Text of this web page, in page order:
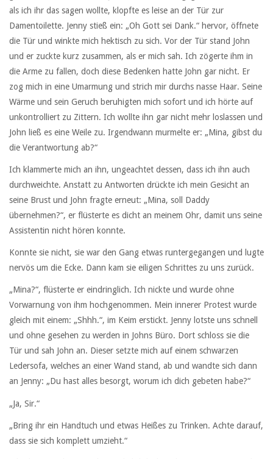
als ich ihr das sagen wollte, klopfte es leise an der Tür zur
Damentoilette. Jenny stieß ein: „Oh Gott sei Dank.“ hervor, öffnete
die Tür und winkte mich hektisch zu sich. Vor der Tür stand John
und er zuckte kurz zusammen, als er mich sah. Ich zögerte ihm in
die Arme zu fallen, doch diese Bedenken hatte John gar nicht. Er
zog mich in eine Umarmung und strich mir durchs nasse Haar. Seine
Wärme und sein Geruch beruhigten mich sofort und ich hörte auf
unkontrolliert zu Zittern. Ich wollte ihn gar nicht mehr loslassen und
John ließ es eine Weile zu. Irgendwann murmelte er: „Mina, gibst du
die Verantwortung ab?“
Ich klammerte mich an ihn, ungeachtet dessen, dass ich ihn auch
durchweichte. Anstatt zu Antworten drückte ich mein Gesicht an
seine Brust und John fragte erneut: „Mina, soll Daddy
übernehmen?“, er flüsterte es dicht an meinem Ohr, damit uns seine
Assistentin nicht hören konnte.
Konnte sie nicht, sie war den Gang etwas runtergegangen und lugte
nervös um die Ecke. Dann kam sie eiligen Schrittes zu uns zurück.
„Mina?“, flüsterte er eindringlich. Ich nickte und wurde ohne
Vorwarnung von ihm hochgenommen. Mein innerer Protest wurde
gleich mit einem: „Shhh.“, im Keim erstickt. Jenny lotste uns schnell
und ohne gesehen zu werden in Johns Büro. Dort schloss sie die
Tür und sah John an. Dieser setzte mich auf einem schwarzen
Ledersofa, welches an einer Wand stand, ab und wandte sich dann
an Jenny: „Du hast alles besorgt, worum ich dich gebeten habe?“
„Ja, Sir.“
„Bring ihr ein Handtuch und etwas Heißes zu Trinken. Achte darauf,
dass sie sich komplett umzieht.“